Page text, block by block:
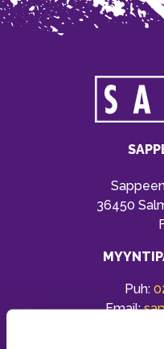
36450
Puh:
Email: